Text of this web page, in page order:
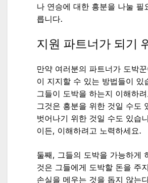
나 연승에 대한 흥분을 나눌 필
릅니다.
지원 파트너가 되기
만약 여러분의 파트너가 도박
이 지지할 수 있는 방법들이 있
그들이 도박을 하는지 이해하
그것은 흥분을 위한 것일 수도
벗어나기 위한 것일 수도 있습
이든, 이해하려고 노력하세요.
둘째, 그들의 도박을 가능하게
것은 그들에게 도박할 돈을 주
손실을 메우는 것을 돕지 않는